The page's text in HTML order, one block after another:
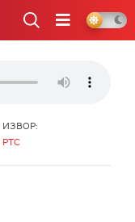
ИЗВОР:
РТС